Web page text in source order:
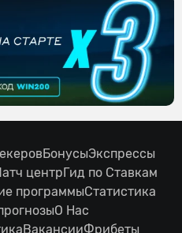
БонусыЭкспрессы
центрГид по Ставкам
программыСтатистика
О Нас
ВакансииФрибеты